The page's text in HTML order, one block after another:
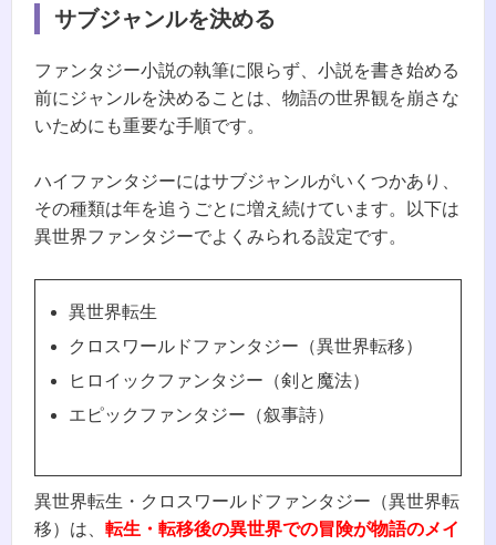
サブジャンルを決める
ファンタジー小説の執筆に限らず、小説を書き始める
前にジャンルを決めることは、物語の世界観を崩さな
いためにも重要な手順です。
ハイファンタジーにはサブジャンルがいくつかあり、
その種類は年を追うごとに増え続けています。以下は
異世界ファンタジーでよくみられる設定です。
異世界転生
クロスワールドファンタジー（異世界転移）
ヒロイックファンタジー（剣と魔法）
エピックファンタジー（叙事詩）
異世界転生・クロスワールドファンタジー（異世界転
移）は、 転生・転移後の異世界での冒険が物語のメイ